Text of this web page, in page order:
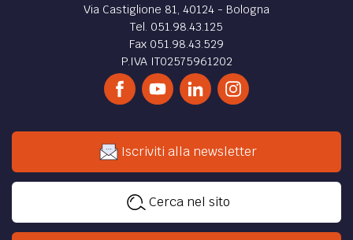
Via Castiglione 81, 40124 - Bologna
Tel. 051.98.43.125
Fax 051.98.43.529
P.IVA IT02575961202
Iscriviti alla newsletter
Cerca nel sito